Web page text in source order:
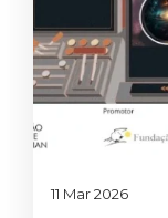
11 Mar 2026